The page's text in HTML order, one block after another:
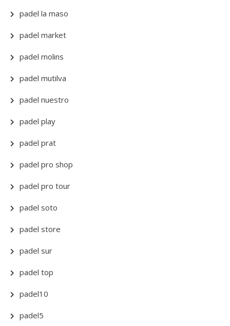
padel la maso
padel market
padel molins
padel mutilva
padel nuestro
padel play
padel prat
padel pro shop
padel pro tour
padel soto
padel store
padel sur
padel top
padel10
padel5